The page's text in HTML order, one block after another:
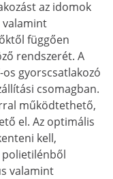
az idomok
valamint
függően
rendszerét. A
os gyorscsatlakozó
csomagban.
működtethető,
el. Az optimális
kell,
polietilénből
valamint